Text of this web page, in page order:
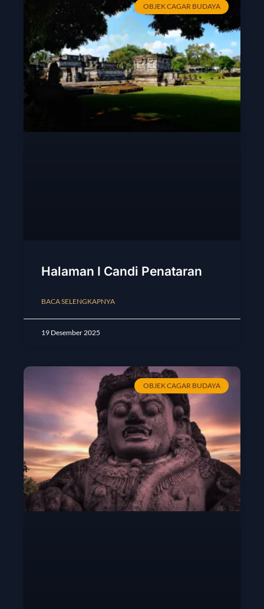
OBJEK CAGAR BUDAYA
Halaman I Candi Penataran
BACA SELENGKAPNYA
19 Desember 2025
OBJEK CAGAR BUDAYA